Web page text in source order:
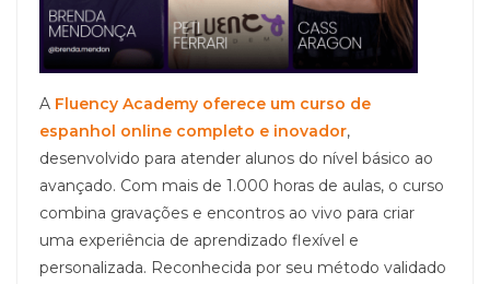
A Fluency Academy oferece um curso de
espanhol online completo e inovador,
desenvolvido para atender alunos do nível básico ao
avançado. Com mais de 1.000 horas de aulas, o curso
combina gravações e encontros ao vivo para criar
uma experiência de aprendizado flexível e
personalizada. Reconhecida por seu método validado